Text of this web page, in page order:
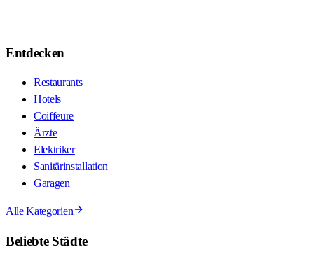
Entdecken
Restaurants
Hotels
Coiffeure
Ärzte
Elektriker
Sanitärinstallation
Garagen
Alle Kategorien
Beliebte Städte